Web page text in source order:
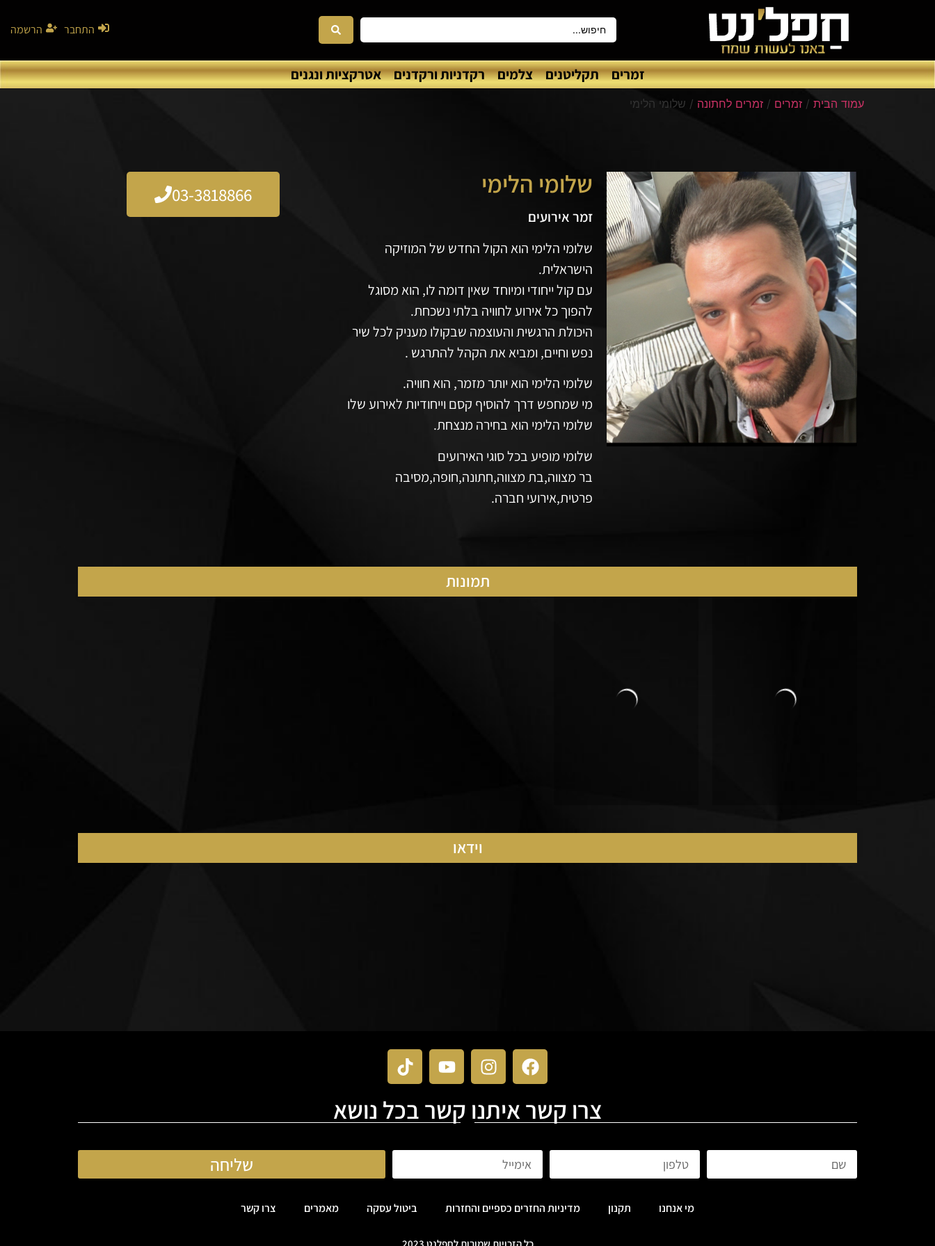
התחבר הרשמה
זמרים תקליטנים צלמים רקדניות ורקדנים אטרקציות ונגנים
עמוד הבית / זמרים / זמרים לחתונה / שלומי הלימי
שלומי הלימי
זמר אירועים
שלומי הלימי הוא הקול החדש של המוזיקה
הישראלית.
עם קול ייחודי ומיוחד שאין דומה לו, הוא מסוגל
להפוך כל אירוע לחוויה בלתי נשכחת.
היכולת הרגשית והעוצמה שבקולו מעניק לכל שיר
נפש וחיים, ומביא את הקהל להתרגש .
שלומי הלימי הוא יותר מזמר, הוא חוויה.
מי שמחפש דרך להוסיף קסם וייחודיות לאירוע שלו
שלומי הלימי הוא בחירה מנצחת.
שלומי מופיע בכל סוגי האירועים
בר מצווה,בת מצווה,חתונה,חופה,מסיבה
פרטית,אירועי חברה.
03-3818866
תמונות
וידאו
צרו קשר איתנו קשר בכל נושא
שליחה
מי אנחנו תקנון מדיניות החזרים כספיים והחזרות ביטול עסקה מאמרים צרו קשר